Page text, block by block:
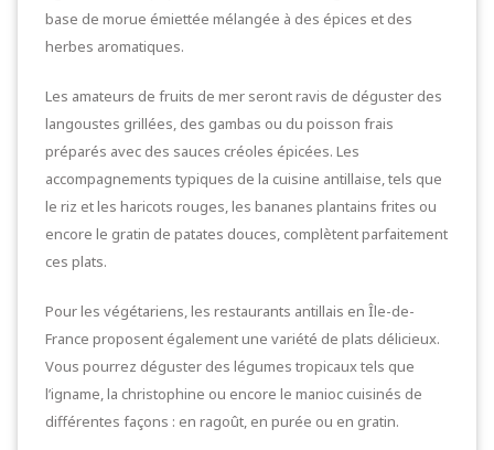
base de morue émiettée mélangée à des épices et des
herbes aromatiques.
Les amateurs de fruits de mer seront ravis de déguster des
langoustes grillées, des gambas ou du poisson frais
préparés avec des sauces créoles épicées. Les
accompagnements typiques de la cuisine antillaise, tels que
le riz et les haricots rouges, les bananes plantains frites ou
encore le gratin de patates douces, complètent parfaitement
ces plats.
Pour les végétariens, les restaurants antillais en Île-de-
France proposent également une variété de plats délicieux.
Vous pourrez déguster des légumes tropicaux tels que
l’igname, la christophine ou encore le manioc cuisinés de
différentes façons : en ragoût, en purée ou en gratin.